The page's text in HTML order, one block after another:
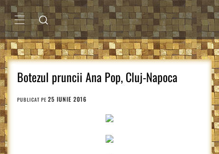
Sari
la
conținutMENIU
PRINCIPAL
Botezul pruncii Ana Pop, Cluj-Napoca
PUBLICAT PE 25 IUNIE 2016